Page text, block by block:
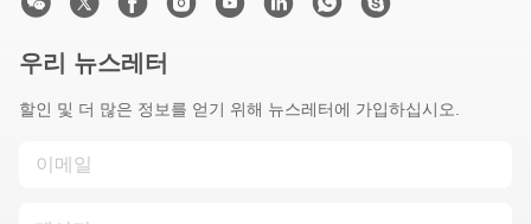
우리 뉴스레터
할인 및 더 많은 정보를 얻기 위해 뉴스레터에 가입하십시오.